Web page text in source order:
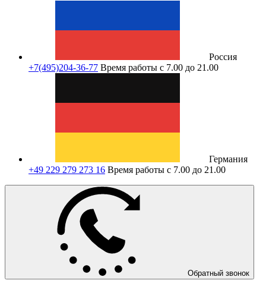
Россия
+7(495)204-36-77 Время работы с 7.00 до 21.00
Германия
+49 229 279 273 16 Время работы с 7.00 до 21.00
Обратный звонок